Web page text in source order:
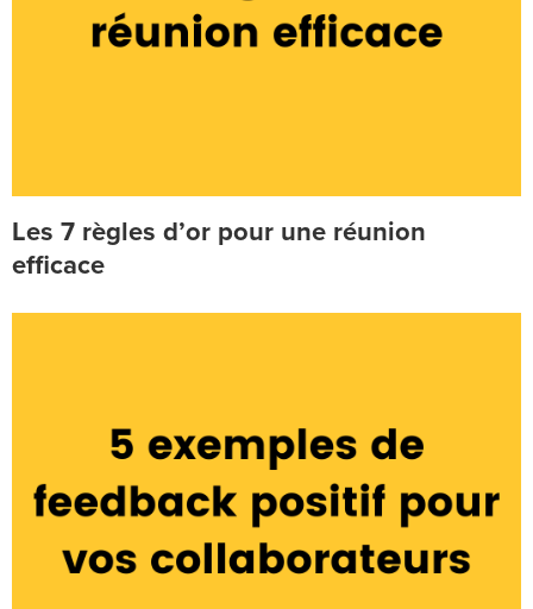
Les 7 règles d’or pour une réunion
efficace